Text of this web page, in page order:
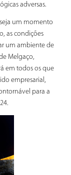
adversas.
um momento
as condições
um ambiente de
Melgaço,
em todos os que
empresarial,
para a